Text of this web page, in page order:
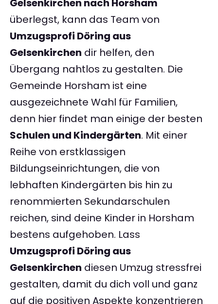
Gelsenkirchen nach Horsham
überlegst, kann das Team von
Umzugsprofi Döring aus
Gelsenkirchen dir helfen, den
Übergang nahtlos zu gestalten. Die
Gemeinde Horsham ist eine
ausgezeichnete Wahl für Familien,
denn hier findet man einige der besten
Schulen und Kindergärten. Mit einer
Reihe von erstklassigen
Bildungseinrichtungen, die von
lebhaften Kindergärten bis hin zu
renommierten Sekundarschulen
reichen, sind deine Kinder in Horsham
bestens aufgehoben. Lass
Umzugsprofi Döring aus
Gelsenkirchen diesen Umzug stressfrei
gestalten, damit du dich voll und ganz
auf die positiven Aspekte konzentrieren